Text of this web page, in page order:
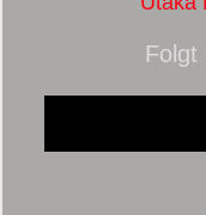
Folgt